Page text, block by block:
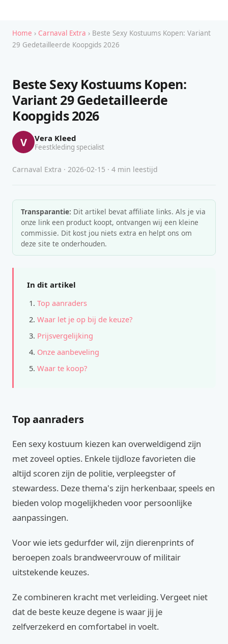
Home › Carnaval Extra › Beste Sexy Kostuums Kopen: Variant
29 Gedetailleerde Koopgids 2026
Beste Sexy Kostuums Kopen:
Variant 29 Gedetailleerde
Koopgids 2026
V Vera Kleed
Feestkleding specialist
Carnaval Extra · 2026-02-15 · 4 min leestijd
Transparantie: Dit artikel bevat affiliate links. Als je via
onze link een product koopt, ontvangen wij een kleine
commissie. Dit kost jou niets extra en helpt ons om
deze site te onderhouden.
In dit artikel
Top aanraders
Waar let je op bij de keuze?
Prijsvergelijking
Onze aanbeveling
Waar te koop?
Top aanraders
Een sexy kostuum kiezen kan overweldigend zijn
met zoveel opties. Enkele tijdloze favorieten die
altijd scoren zijn de politie, verpleegster of
stewardess. Deze thema's zijn herkenbaar, speels en
bieden volop mogelijkheden voor persoonlijke
aanpassingen.
Voor wie iets gedurfder wil, zijn dierenprints of
beroepen zoals brandweervrouw of militair
uitstekende keuzes.
Ze combineren kracht met verleiding. Vergeet niet
dat de beste keuze degene is waar jij je
zelfverzekerd en comfortabel in voelt.